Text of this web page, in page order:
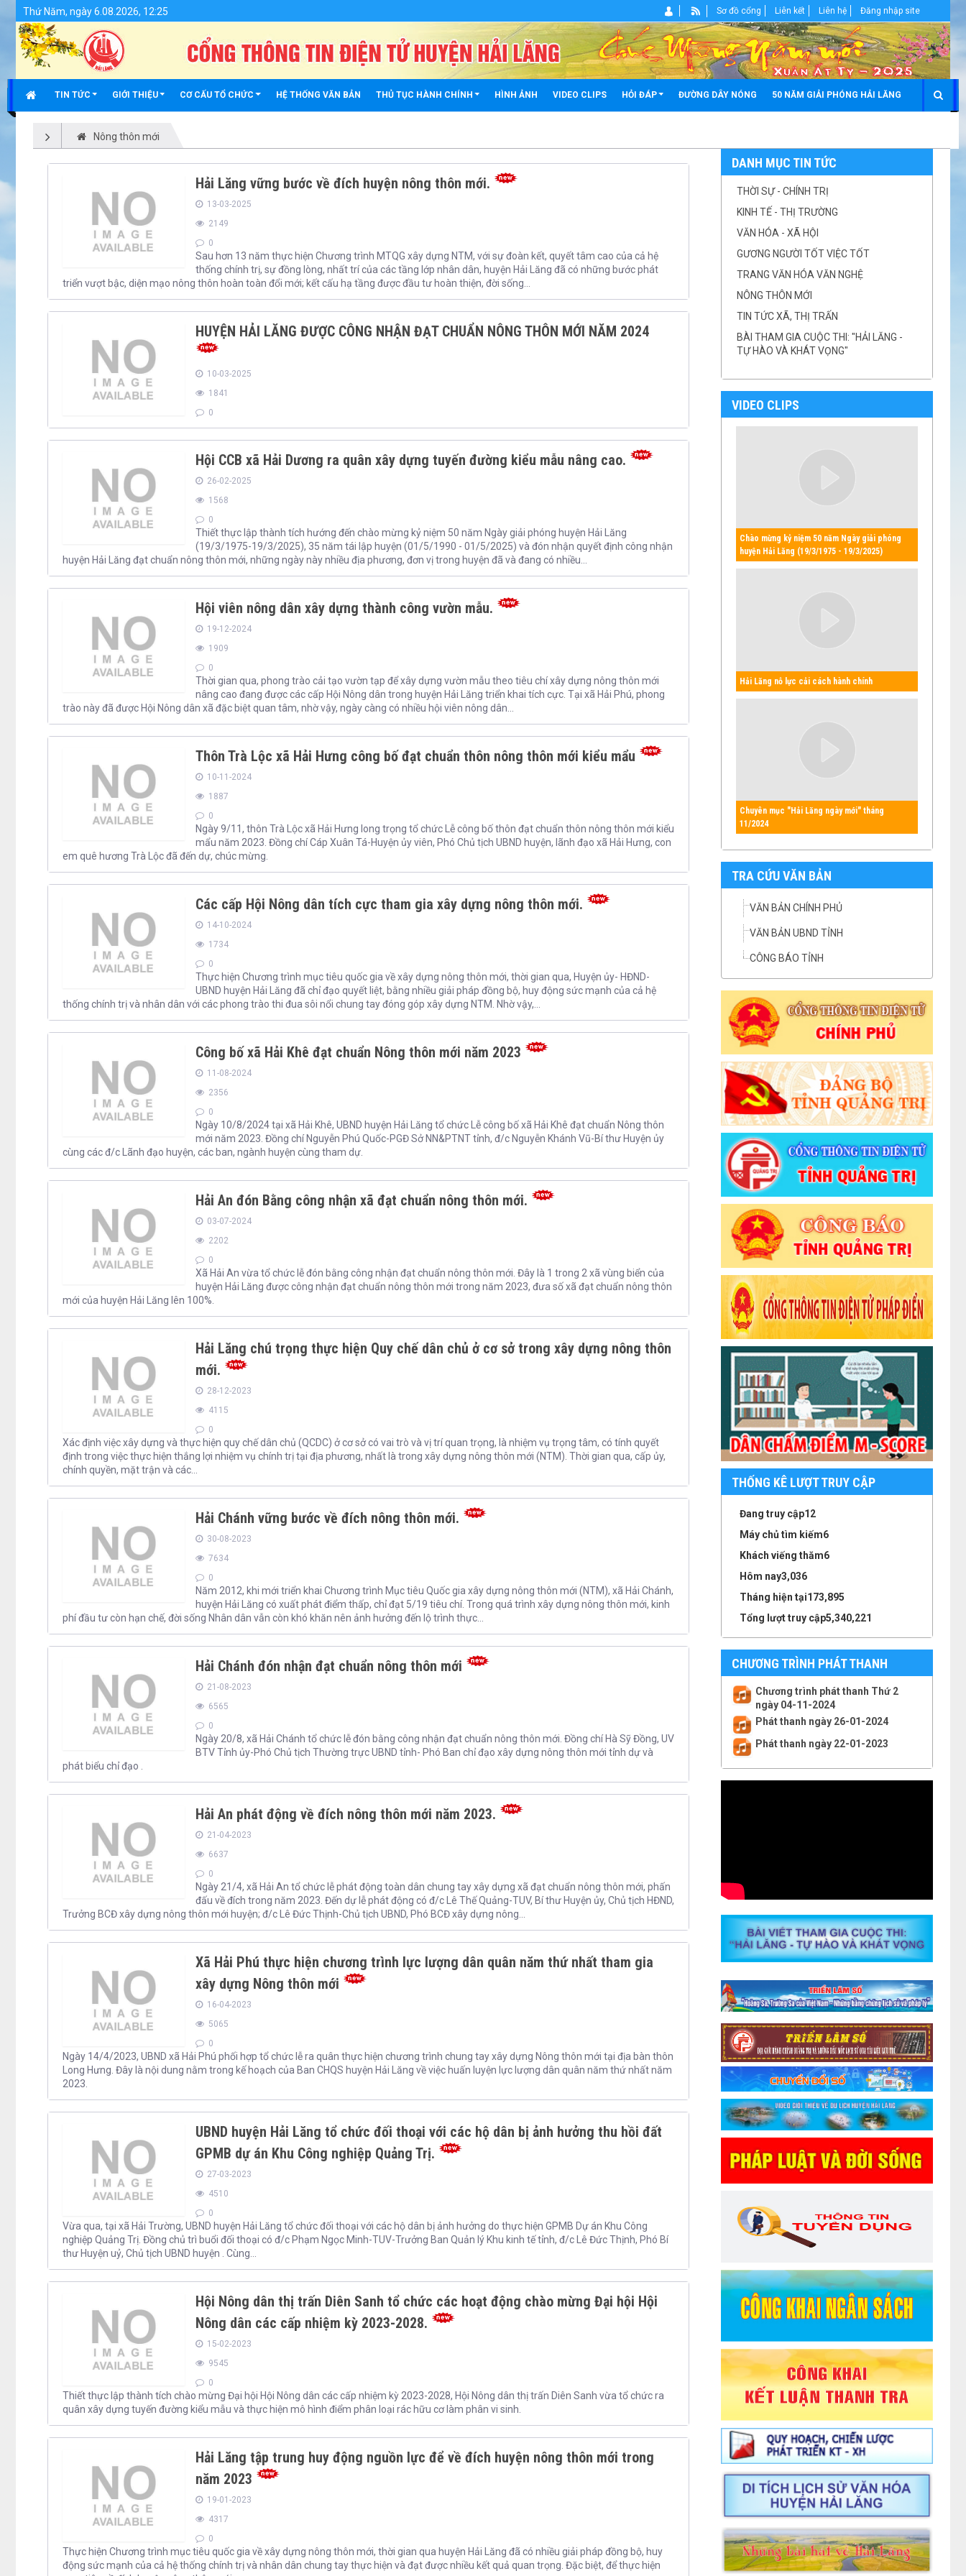
Nông thôn mới - Huyện Hải Lăng
Thứ Năm, ngày 6.08.2026, 12:25 Sơ đồ cổng Liên kết Liên hệ Đăng nhập site
TIN TỨC GIỚI THIỆU CƠ CẤU TỔ CHỨC HỆ THỐNG VĂN BẢN THỦ TỤC HÀNH CHÍNH HÌNH ẢNH VIDEO CLIPS HỎI ĐÁP ĐƯỜNG DÂY NÓNG 50 NĂM GIẢI PHÓNG HẢI LĂNG
Nông thôn mới
Hải Lăng vững bước về đích huyện nông thôn mới.
13-03-2025
2149
0
Sau hơn 13 năm thực hiện Chương trình MTQG xây dựng NTM, với sự đoàn kết, quyết tâm cao của cả hệ
thống chính trị, sự đồng lòng, nhất trí của các tầng lớp nhân dân, huyện Hải Lăng đã có những bước phát
triển vượt bậc, diện mạo nông thôn hoàn toàn đổi mới; kết cấu hạ tầng được đầu tư hoàn thiện, đời sống...
HUYỆN HẢI LĂNG ĐƯỢC CÔNG NHẬN ĐẠT CHUẨN NÔNG THÔN MỚI NĂM 2024
10-03-2025
1841
0
Hội CCB xã Hải Dương ra quân xây dựng tuyến đường kiểu mẫu nâng cao.
26-02-2025
1568
0
Thiết thực lập thành tích hướng đến chào mừng kỷ niệm 50 năm Ngày giải phóng huyện Hải Lăng
(19/3/1975-19/3/2025), 35 năm tái lập huyện (01/5/1990 - 01/5/2025) và đón nhận quyết định công nhận
huyện Hải Lăng đạt chuẩn nông thôn mới, những ngày này nhiều địa phương, đơn vị trong huyện đã và đang có nhiều...
Hội viên nông dân xây dựng thành công vườn mẫu.
19-12-2024
1909
0
Thời gian qua, phong trào cải tạo vườn tạp để xây dựng vườn mẫu theo tiêu chí xây dựng nông thôn mới
nâng cao đang được các cấp Hội Nông dân trong huyện Hải Lăng triển khai tích cực. Tại xã Hải Phú, phong
trào này đã được Hội Nông dân xã đặc biệt quan tâm, nhờ vậy, ngày càng có nhiều hội viên nông dân...
Thôn Trà Lộc xã Hải Hưng công bố đạt chuẩn thôn nông thôn mới kiểu mẩu
10-11-2024
1887
0
Ngày 9/11, thôn Trà Lộc xã Hải Hưng long trọng tổ chức Lễ công bố thôn đạt chuẩn thôn nông thôn mới kiểu
mẩu năm 2023. Đồng chí Cáp Xuân Tá-Huyện ủy viên, Phó Chủ tịch UBND huyện, lãnh đạo xã Hải Hưng, con
em quê hương Trà Lộc đã đến dự, chúc mừng.
Các cấp Hội Nông dân tích cực tham gia xây dựng nông thôn mới.
14-10-2024
1734
0
Thực hiện Chương trình mục tiêu quốc gia về xây dựng nông thôn mới, thời gian qua, Huyện ủy- HĐND-
UBND huyện Hải Lăng đã chỉ đạo quyết liệt, bằng nhiều giải pháp đồng bộ, huy động sức mạnh của cả hệ
thống chính trị và nhân dân với các phong trào thi đua sôi nổi chung tay đóng góp xây dựng NTM. Nhờ vậy,...
Công bố xã Hải Khê đạt chuẩn Nông thôn mới năm 2023
11-08-2024
2356
0
Ngày 10/8/2024 tại xã Hải Khê, UBND huyện Hải Lăng tổ chức Lễ công bố xã Hải Khê đạt chuẩn Nông thôn
mới năm 2023. Đồng chí Nguyễn Phú Quốc-PGĐ Sở NN&PTNT tỉnh, đ/c Nguyễn Khánh Vũ-Bí thư Huyện ủy
cùng các đ/c Lãnh đạo huyện, các ban, ngành huyện cùng tham dự.
Hải An đón Bằng công nhận xã đạt chuẩn nông thôn mới.
03-07-2024
2202
0
Xã Hải An vừa tổ chức lễ đón bằng công nhận đạt chuẩn nông thôn mới. Đây là 1 trong 2 xã vùng biển của
huyện Hải Lăng được công nhận đạt chuẩn nông thôn mới trong năm 2023, đưa số xã đạt chuẩn nông thôn
mới của huyện Hải Lăng lên 100%.
Hải Lăng chú trọng thực hiện Quy chế dân chủ ở cơ sở trong xây dựng nông thôn
mới.
28-12-2023
4115
0
Xác định việc xây dựng và thực hiện quy chế dân chủ (QCDC) ở cơ sở có vai trò và vị trí quan trọng, là nhiệm vụ trọng tâm, có tính quyết
định trong việc thực hiện thắng lợi nhiệm vụ chính trị tại địa phương, nhất là trong xây dựng nông thôn mới (NTM). Thời gian qua, cấp ủy,
chính quyền, mặt trận và các...
Hải Chánh vững bước về đích nông thôn mới.
30-08-2023
7634
0
Năm 2012, khi mới triển khai Chương trình Mục tiêu Quốc gia xây dựng nông thôn mới (NTM), xã Hải Chánh,
huyện Hải Lăng có xuất phát điểm thấp, chỉ đạt 5/19 tiêu chí. Trong quá trình xây dựng nông thôn mới, kinh
phí đầu tư còn hạn chế, đời sống Nhân dân vẫn còn khó khăn nên ảnh hưởng đến lộ trình thực...
Hải Chánh đón nhận đạt chuẩn nông thôn mới
21-08-2023
6565
0
Ngày 20/8, xã Hải Chánh tổ chức lễ đón bằng công nhận đạt chuẩn nông thôn mới. Đồng chí Hà Sỹ Đồng, UV
BTV Tỉnh ủy-Phó Chủ tịch Thường trực UBND tỉnh- Phó Ban chỉ đạo xây dựng nông thôn mới tỉnh dự và
phát biểu chỉ đạo .
Hải An phát động về đích nông thôn mới năm 2023.
21-04-2023
6637
0
Ngày 21/4, xã Hải An tổ chức lễ phát động toàn dân chung tay xây dựng xã đạt chuẩn nông thôn mới, phấn
đấu về đích trong năm 2023. Đến dự lễ phát động có đ/c Lê Thế Quảng-TUV, Bí thư Huyện ủy, Chủ tịch HĐND,
Trưởng BCĐ xây dựng nông thôn mới huyện; đ/c Lê Đức Thịnh-Chủ tịch UBND, Phó BCĐ xây dựng nông...
Xã Hải Phú thực hiện chương trình lực lượng dân quân năm thứ nhất tham gia
xây dựng Nông thôn mới
16-04-2023
5065
0
Ngày 14/4/2023, UBND xã Hải Phú phối hợp tổ chức lễ ra quân thực hiện chương trình chung tay xây dựng Nông thôn mới tại địa bàn thôn
Long Hưng. Đây là nội dung nằm trong kế hoạch của Ban CHQS huyện Hải Lăng về việc huấn luyện lực lượng dân quân năm thứ nhất năm
2023.
UBND huyện Hải Lăng tổ chức đối thoại với các hộ dân bị ảnh hưởng thu hồi đất
GPMB dự án Khu Công nghiệp Quảng Trị.
27-03-2023
4510
0
Vừa qua, tại xã Hải Trường, UBND huyện Hải Lăng tổ chức đối thoại với các hộ dân bị ảnh hưởng do thực hiện GPMB Dự án Khu Công
nghiệp Quảng Trị. Đồng chủ trì buổi đối thoại có đ/c Phạm Ngọc Minh-TUV-Trưởng Ban Quản lý Khu kinh tế tỉnh, đ/c Lê Đức Thịnh, Phó Bí
thư Huyện uỷ, Chủ tịch UBND huyện . Cùng...
Hội Nông dân thị trấn Diên Sanh tổ chức các hoạt động chào mừng Đại hội Hội
Nông dân các cấp nhiệm kỳ 2023-2028.
15-02-2023
9545
0
Thiết thực lập thành tích chào mừng Đại hội Hội Nông dân các cấp nhiệm kỳ 2023-2028, Hội Nông dân thị trấn Diên Sanh vừa tổ chức ra
quân xây dựng tuyến đường kiểu mẫu và thực hiện mô hình điểm phân loại rác hữu cơ làm phân vi sinh.
Hải Lăng tập trung huy động nguồn lực để về đích huyện nông thôn mới trong
năm 2023
19-01-2023
4317
0
Thực hiện Chương trình mục tiêu quốc gia về xây dựng nông thôn mới, thời gian qua huyện Hải Lăng đã có nhiều giải pháp đồng bộ, huy
động sức mạnh của cả hệ thống chính trị và nhân dân chung tay thực hiện và đạt được nhiều kết quả quan trọng. Đặc biệt, để thực hiện
DANH MỤC TIN TỨC
THỜI SỰ - CHÍNH TRỊ
KINH TẾ - THỊ TRƯỜNG
VĂN HÓA - XÃ HỘI
GƯƠNG NGƯỜI TỐT VIỆC TỐT
TRANG VĂN HÓA VĂN NGHỆ
NÔNG THÔN MỚI
TIN TỨC XÃ, THỊ TRẤN
BÀI THAM GIA CUỘC THI: "HẢI LĂNG -
TỰ HÀO VÀ KHÁT VỌNG"
VIDEO CLIPS
Chào mừng kỷ niệm 50 năm Ngày giải phóng
huyện Hải Lăng (19/3/1975 - 19/3/2025)
Hải Lăng nỗ lực cải cách hành chính
Chuyên mục "Hải Lăng ngày mới" tháng
11/2024
TRA CỨU VĂN BẢN
VĂN BẢN CHÍNH PHỦ
VĂN BẢN UBND TỈNH
CÔNG BÁO TỈNH
THỐNG KÊ LƯỢT TRUY CẬP
Đang truy cập12
Máy chủ tìm kiếm6
Khách viếng thăm6
Hôm nay3,036
Tháng hiện tại173,895
Tổng lượt truy cập5,340,221
CHƯƠNG TRÌNH PHÁT THANH
Chương trình phát thanh Thứ 2
ngày 04-11-2024
Phát thanh ngày 26-01-2024
Phát thanh ngày 22-01-2023